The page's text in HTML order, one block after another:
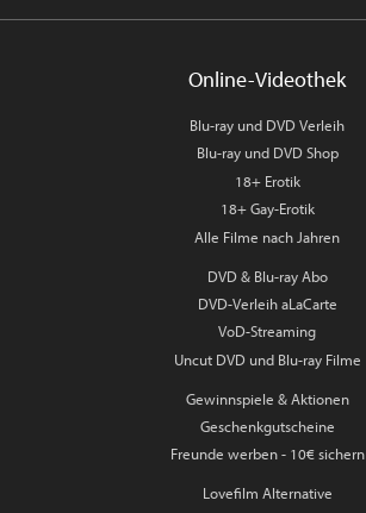
Online-Videothek
Blu-ray und DVD Verleih
Blu-ray und DVD Shop
18+ Erotik
18+ Gay-Erotik
Alle Filme nach Jahren
DVD & Blu-ray Abo
DVD-Verleih aLaCarte
VoD-Streaming
Uncut DVD und Blu-ray Filme
Gewinnspiele & Aktionen
Geschenkgutscheine
Freunde werben - 10€ sichern
Lovefilm Alternative